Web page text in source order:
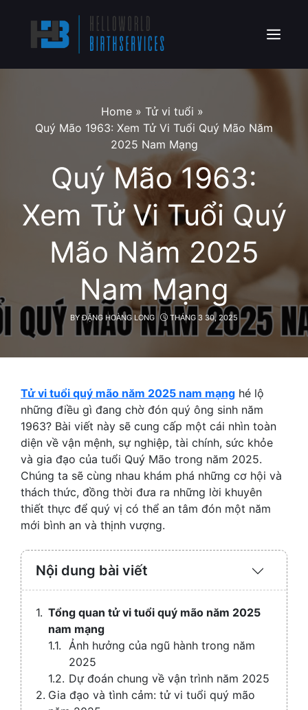
content
Menu
Home » Tử vi tuổi »
Quý Mão 1963: Xem Tử Vi Tuổi Quý Mão Năm
2025 Nam Mạng
Quý Mão 1963:
Xem Tử Vi Tuổi Quý
Mão Năm 2025
Nam Mạng
BYĐẶNG HOÀNG LONG THÁNG 3 30, 2025
Tử vi tuổi quý mão năm 2025 nam mạng hé lộ
những điều gì đang chờ đón quý ông sinh năm
1963? Bài viết này sẽ cung cấp một cái nhìn toàn
diện về vận mệnh, sự nghiệp, tài chính, sức khỏe
và gia đạo của tuổi Quý Mão trong năm 2025.
Chúng ta sẽ cùng nhau khám phá những cơ hội và
thách thức, đồng thời đưa ra những lời khuyên
thiết thực để quý vị có thể an tâm đón một năm
mới bình an và thịnh vượng.
Nội dung bài viết
Expand
Tổng quan tử vi tuổi quý mão năm 2025
nam mạng
Ảnh hưởng của ngũ hành trong năm
2025
Dự đoán chung về vận trình năm 2025
Gia đạo và tình cảm: tử vi tuổi quý mão